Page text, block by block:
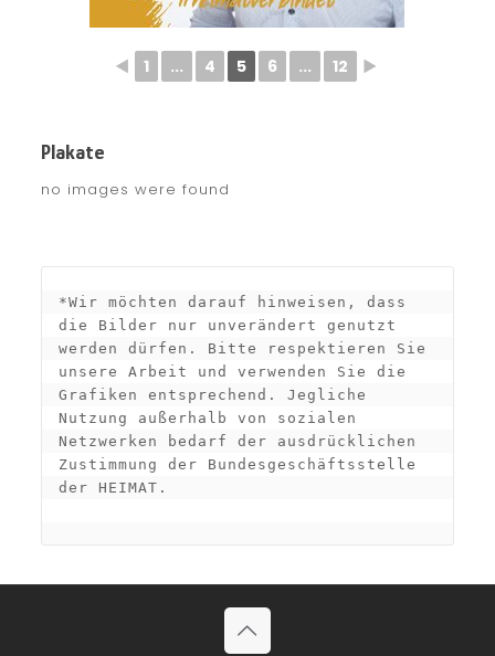
◄ 1 ... 4 5 6 ... 12 ►
Plakate
no images were found
*Wir möchten darauf hinweisen, dass
die Bilder nur unverändert genutzt
werden dürfen. Bitte respektieren Sie
unsere Arbeit und verwenden Sie die
Grafiken entsprechend. Jegliche
Nutzung außerhalb von sozialen
Netzwerken bedarf der ausdrücklichen
Zustimmung der Bundesgeschäftsstelle
der HEIMAT.